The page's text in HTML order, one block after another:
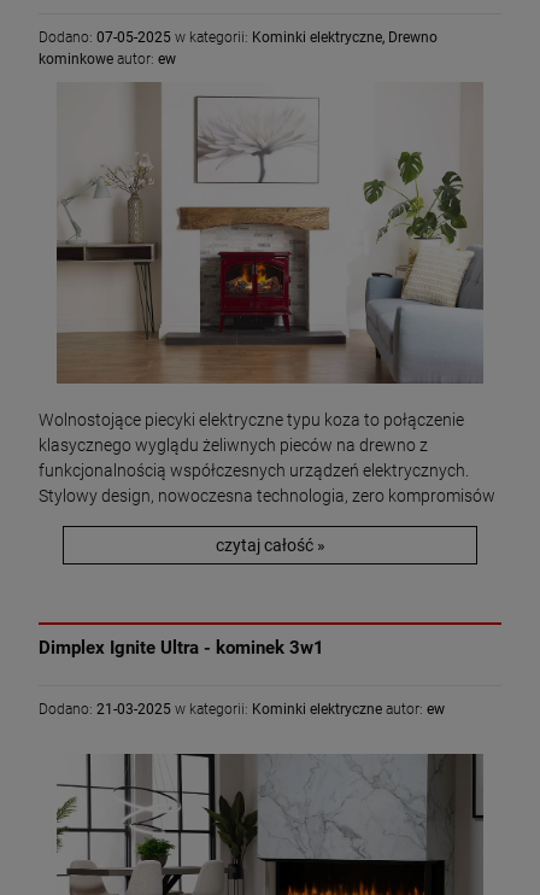
Dodano: 07-05-2025 w kategorii: Kominki elektryczne, Drewno
kominkowe autor: ew
Wolnostojące piecyki elektryczne typu koza to połączenie
klasycznego wyglądu żeliwnych pieców na drewno z
funkcjonalnością współczesnych urządzeń elektrycznych.
Stylowy design, nowoczesna technologia, zero kompromisów
czytaj całość »
Dimplex Ignite Ultra - kominek 3w1
Dodano: 21-03-2025 w kategorii: Kominki elektryczne autor: ew